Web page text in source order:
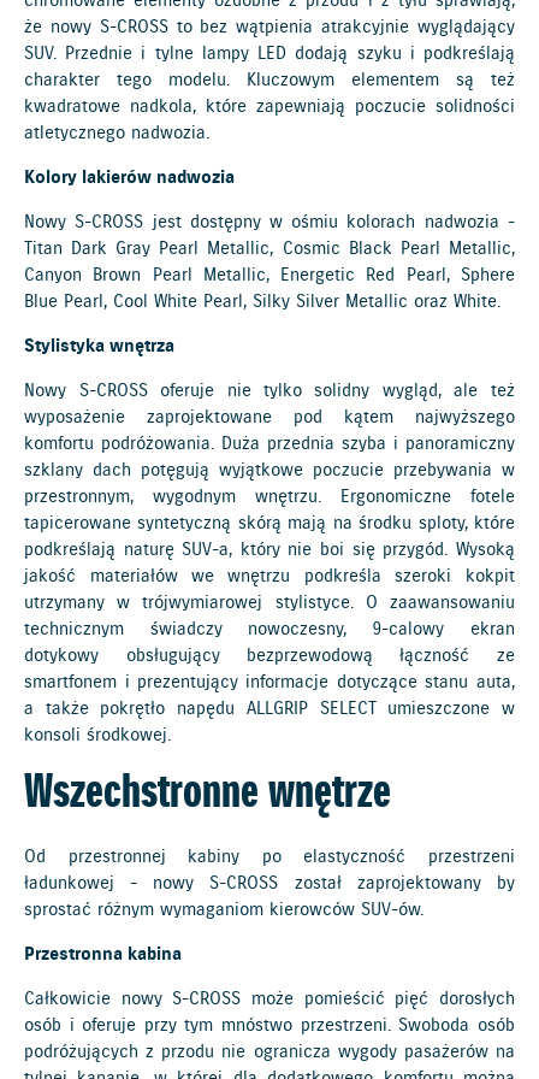
że nowy S-CROSS to bez wątpienia atrakcyjnie wyglądający
SUV. Przednie i tylne lampy LED dodają szyku i podkreślają
charakter tego modelu. Kluczowym elementem są też
kwadratowe nadkola, które zapewniają poczucie solidności
atletycznego nadwozia.
Kolory lakierów nadwozia
Nowy S-CROSS jest dostępny w ośmiu kolorach nadwozia -
Titan Dark Gray Pearl Metallic, Cosmic Black Pearl Metallic,
Canyon Brown Pearl Metallic, Energetic Red Pearl, Sphere
Blue Pearl, Cool White Pearl, Silky Silver Metallic oraz White.
Stylistyka wnętrza
Nowy S-CROSS oferuje nie tylko solidny wygląd, ale też
wyposażenie zaprojektowane pod kątem najwyższego
komfortu podróżowania. Duża przednia szyba i panoramiczny
szklany dach potęgują wyjątkowe poczucie przebywania w
przestronnym, wygodnym wnętrzu. Ergonomiczne fotele
tapicerowane syntetyczną skórą mają na środku sploty, które
podkreślają naturę SUV-a, który nie boi się przygód. Wysoką
jakość materiałów we wnętrzu podkreśla szeroki kokpit
utrzymany w trójwymiarowej stylistyce. O zaawansowaniu
technicznym świadczy nowoczesny, 9-calowy ekran
dotykowy obsługujący bezprzewodową łączność ze
smartfonem i prezentujący informacje dotyczące stanu auta,
a także pokrętło napędu ALLGRIP SELECT umieszczone w
konsoli środkowej.
Wszechstronne wnętrze
Od przestronnej kabiny po elastyczność przestrzeni
ładunkowej - nowy S-CROSS został zaprojektowany by
sprostać różnym wymaganiom kierowców SUV-ów.
Przestronna kabina
Całkowicie nowy S-CROSS może pomieścić pięć dorosłych
osób i oferuje przy tym mnóstwo przestrzeni. Swoboda osób
podróżujących z przodu nie ogranicza wygody pasażerów na